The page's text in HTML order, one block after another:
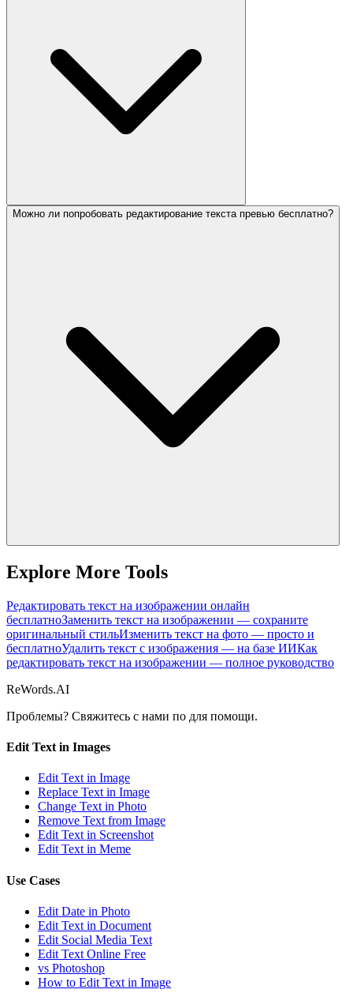
Можно ли попробовать редактирование текста превью бесплатно?
Explore More Tools
Редактировать текст на изображении онлайн
бесплатноЗаменить текст на изображении — сохраните
оригинальный стильИзменить текст на фото — просто и
бесплатноУдалить текст с изображения — на базе ИИКак
редактировать текст на изображении — полное руководство
ReWords.AI
Проблемы? Свяжитесь с нами по для помощи.
Edit Text in Images
Edit Text in Image
Replace Text in Image
Change Text in Photo
Remove Text from Image
Edit Text in Screenshot
Edit Text in Meme
Use Cases
Edit Date in Photo
Edit Text in Document
Edit Social Media Text
Edit Text Online Free
vs Photoshop
How to Edit Text in Image